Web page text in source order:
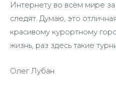
Интернету во всём мире
следят. Думаю, это
красивому курортному
жизнь, раз здесь такие
Олег Лубан